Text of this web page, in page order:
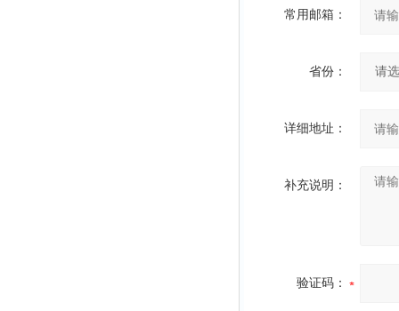
常用邮箱：
省份：
详细地址：
补充说明：
验证码：